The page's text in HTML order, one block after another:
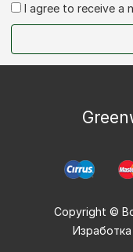
I agree to receive a
Copyright ©
Изработка